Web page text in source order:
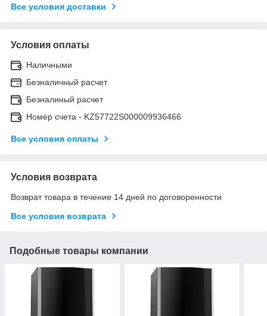
Все условия доставки
Условия оплаты
Наличными
Безналичный расчет
Безналиный расчет
Номер счета - KZ57722S000009936466
Все условия оплаты
Условия возврата
Возврат товара в течение 14 дней по договоренности
Все условия возврата
Подобные товары компании